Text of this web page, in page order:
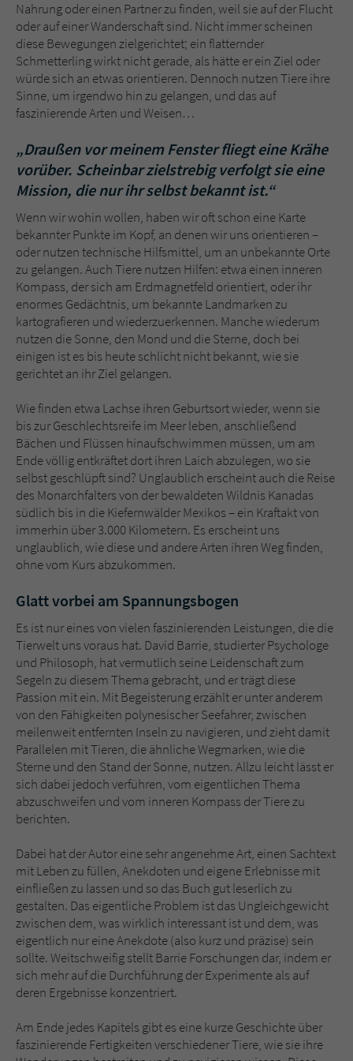
Nahrung oder einen Partner zu finden, weil sie auf der Flucht
oder auf einer Wanderschaft sind. Nicht immer scheinen
diese Bewegungen zielgerichtet; ein flatternder
Schmetterling wirkt nicht gerade, als hätte er ein Ziel oder
würde sich an etwas orientieren. Dennoch nutzen Tiere ihre
Sinne, um irgendwo hin zu gelangen, und das auf
faszinierende Arten und Weisen…
„Draußen vor meinem Fenster fliegt eine Krähe
vorüber. Scheinbar zielstrebig verfolgt sie eine
Mission, die nur ihr selbst bekannt ist.“
Wenn wir wohin wollen, haben wir oft schon eine Karte
bekannter Punkte im Kopf, an denen wir uns orientieren –
oder nutzen technische Hilfsmittel, um an unbekannte Orte
zu gelangen. Auch Tiere nutzen Hilfen: etwa einen inneren
Kompass, der sich am Erdmagnetfeld orientiert, oder ihr
enormes Gedächtnis, um bekannte Landmarken zu
kartografieren und wiederzuerkennen. Manche wiederum
nutzen die Sonne, den Mond und die Sterne, doch bei
einigen ist es bis heute schlicht nicht bekannt, wie sie
gerichtet an ihr Ziel gelangen.
Wie finden etwa Lachse ihren Geburtsort wieder, wenn sie
bis zur Geschlechtsreife im Meer leben, anschließend
Bächen und Flüssen hinaufschwimmen müssen, um am
Ende völlig entkräftet dort ihren Laich abzulegen, wo sie
selbst geschlüpft sind? Unglaublich erscheint auch die Reise
des Monarchfalters von der bewaldeten Wildnis Kanadas
südlich bis in die Kiefernwälder Mexikos – ein Kraftakt von
immerhin über 3.000 Kilometern. Es erscheint uns
unglaublich, wie diese und andere Arten ihren Weg finden,
ohne vom Kurs abzukommen.
Glatt vorbei am Spannungsbogen
Es ist nur eines von vielen faszinierenden Leistungen, die die
Tierwelt uns voraus hat. David Barrie, studierter Psychologe
und Philosoph, hat vermutlich seine Leidenschaft zum
Segeln zu diesem Thema gebracht, und er trägt diese
Passion mit ein. Mit Begeisterung erzählt er unter anderem
von den Fähigkeiten polynesischer Seefahrer, zwischen
meilenweit entfernten Inseln zu navigieren, und zieht damit
Parallelen mit Tieren, die ähnliche Wegmarken, wie die
Sterne und den Stand der Sonne, nutzen. Allzu leicht lässt er
sich dabei jedoch verführen, vom eigentlichen Thema
abzuschweifen und vom inneren Kompass der Tiere zu
berichten.
Dabei hat der Autor eine sehr angenehme Art, einen Sachtext
mit Leben zu füllen, Anekdoten und eigene Erlebnisse mit
einfließen zu lassen und so das Buch gut leserlich zu
gestalten. Das eigentliche Problem ist das Ungleichgewicht
zwischen dem, was wirklich interessant ist und dem, was
eigentlich nur eine Anekdote (also kurz und präzise) sein
sollte. Weitschweifig stellt Barrie Forschungen dar, indem er
sich mehr auf die Durchführung der Experimente als auf
deren Ergebnisse konzentriert.
Am Ende jedes Kapitels gibt es eine kurze Geschichte über
faszinierende Fertigkeiten verschiedener Tiere, wie sie ihre
Sicherheitscode des Kontaktformulars zu
überprüfen.